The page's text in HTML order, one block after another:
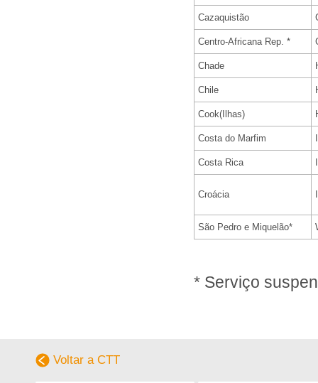
Cazaquistão
Centro-Africana Rep. *
Chade
Chile
Cook(Ilhas)
Costa do Marfim
Costa Rica
Croácia
São Pedro e Miquelão*
* Serviço
Voltar a CTT